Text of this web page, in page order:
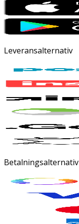
Leveransalternativ
Betalningsalternativ